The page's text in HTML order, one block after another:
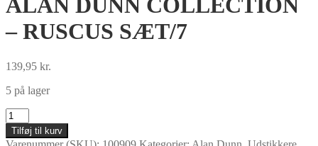
ALAN DUNN COLLECTION
– RUSCUS SÆT/7
139,95 kr.
5 på lager
ALAN
DUNN
COLLECTION
Tilføj til kurv